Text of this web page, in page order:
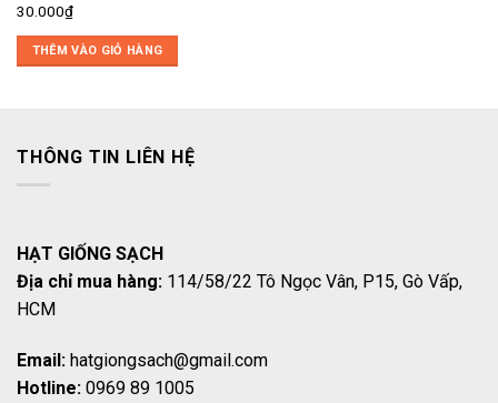
30.000₫
THÊM VÀO GIỎ HÀNG
THÔNG TIN LIÊN HỆ
HẠT GIỐNG SẠCH
Địa chỉ mua hàng: 114/58/22 Tô Ngọc Vân, P15, Gò Vấp,
HCM
Email: hatgiongsach@gmail.com
Hotline: 0969 89 1005